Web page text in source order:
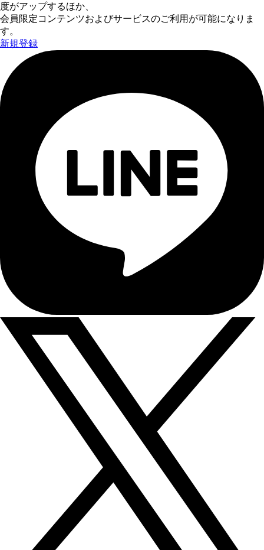
度がアップするほか、
会員限定コンテンツおよびサービスのご利用が可能になりま
す。
新規登録